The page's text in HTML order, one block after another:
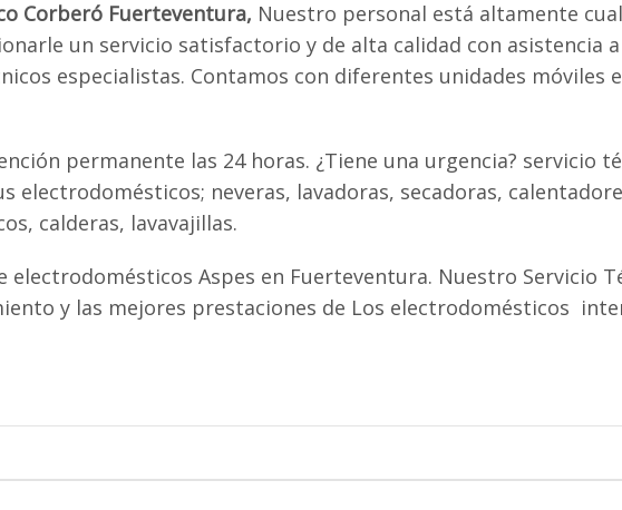
Corberó Fuerteventura, Nuestro personal está altamente
un servicio satisfactorio y de alta calidad con asistencia
especialistas. Contamos con diferentes unidades móviles
permanente las 24 horas. ¿Tiene una urgencia? servicio
neveras, lavadoras, secadoras,
calderas, lavavajillas.
electrodomésticos Aspes en Fuerteventura. Nuestro Servicio
y las mejores prestaciones de Los electrodomésticos